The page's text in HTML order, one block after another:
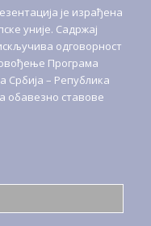
је израђена
уније. Садржај
одговорност
Програма
– Република
обавезно ставове